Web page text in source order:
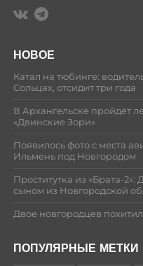
НОВОЕ
Катал на тюбинге:
Сольцах, отсидит три года
В Архангельске пройдёт
«Двинские Зори»
Появилось фото с места
Ильмень под Новгородом
Проститутка из «Брата-
сыном из Новгородской
Двое новгородцев
ПОПУЛЯРНЫЕ МЕТКИ